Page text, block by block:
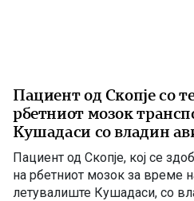
Пациент од Скопје со
рбетниот мозок
Кушадаси со владин
Пациент од Скопје, кој се
на рбетниот мозок за време
летувалиште Кушадаси, со